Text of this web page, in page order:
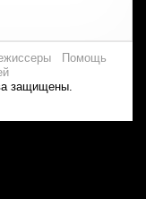
Помощь
защищены.